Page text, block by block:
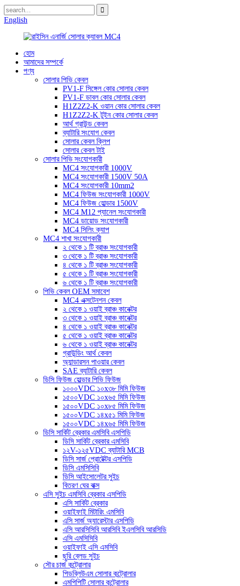
English
হোম
আমাদের সম্পর্কে
পণ্য
সোলার পিভি কেবল
PV1-F সিঙ্গেল কোর সোলার কেবল
PV1-F ডাবল কোর সোলার কেবল
H1Z2Z2-K ওয়ান কোর সোলার কেবল
H1Z2Z2-K টুইন কোর সোলার কেবল
আর্থ গ্রাউন্ড কেবল
ব্যাটারি সংযোগ কেবল
সোলার কেবল ক্লিপ
সোলার কেবল টাই
সোলার পিভি সংযোগকারী
MC4 সংযোগকারী 1000V
MC4 সংযোগকারী 1500V 50A
MC4 সংযোগকারী 10mm2
MC4 ফিউজ সংযোগকারী 1000V
MC4 ফিউজ হোল্ডার 1500V
MC4 M12 প্যানেল সংযোগকারী
MC4 ডায়োড সংযোগকারী
MC4 সিলিং ক্যাপ
MC4 শাখা সংযোগকারী
২ থেকে ১ টি ব্রাঞ্চ সংযোগকারী
৩ থেকে ১ টি ব্রাঞ্চ সংযোগকারী
৪ থেকে ১ টি ব্রাঞ্চ সংযোগকারী
৫ থেকে ১ টি ব্রাঞ্চ সংযোগকারী
৬ থেকে ১ টি ব্রাঞ্চ সংযোগকারী
পিভি কেবল OEM সমাবেশ
MC4 এক্সটেনশন কেবল
২ থেকে ১ ওয়াই ব্রাঞ্চ কানেক্টর
৩ থেকে ১ ওয়াই ব্রাঞ্চ কানেক্টর
৪ থেকে ১ ওয়াই ব্রাঞ্চ কানেক্টর
৫ থেকে ১ ওয়াই ব্রাঞ্চ কানেক্টর
৬ থেকে ১ ওয়াই ব্রাঞ্চ কানেক্টর
গ্রাউন্ডিং আর্থ কেবল
অ্যান্ডারসন পাওয়ার কেবল
SAE ব্যাটারি কেবল
ডিসি ফিউজ হোল্ডার পিভি ফিউজ
১০০০VDC ১০x৩৮ মিমি ফিউজ
১৫০০VDC ১০x৬৫ মিমি ফিউজ
১৫০০VDC ১০x৮৫ মিমি ফিউজ
১৫০০VDC ১৪x৫১ মিমি ফিউজ
১৫০০VDC ১৪x৬৫ মিমি ফিউজ
ডিসি সার্কিট ব্রেকার এমসিবি এসপিডি
ডিসি সার্কিট ব্রেকার এমসিবি
১২V-১২৫VDC ব্যাটারি MCB
ডিসি সার্জ প্রোটেক্টর এসপিডি
ডিসি এমসিসিবি
ডিসি আইসোলেটর সুইচ
বিতরণ ঘের বাক্স
এসি সুইচ এমসিবি ব্রেকার এসপিডি
এসি সার্কিট ব্রেকার
ওয়াইফাই মিটারিং এমসিবি
এসি সার্জ অ্যারেস্টার এসপিডি
এসি আরসিসিবি আরসিবি ইএলসিবি আরসিডি
এসি এমসিসিবি
ওয়াইফাই এসি এমসিবি
ছুরি ব্লেড সুইচ
সৌর চার্জ কন্ট্রোলার
পিডব্লিউএম সোলার কন্ট্রোলার
এমপিপিটি সোলার কন্ট্রোলার